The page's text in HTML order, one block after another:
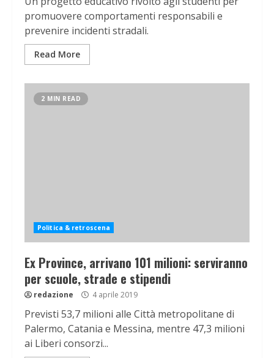
promuovere comportamenti responsabili e
prevenire incidenti stradali.
Read More
2 MIN READ
Politica & retroscena
Ex Province, arrivano 101 milioni: serviranno
per scuole, strade e stipendi
redazione 4 aprile 2019
Previsti 53,7 milioni alle Città metropolitane di
Palermo, Catania e Messina, mentre 47,3 milioni
ai Liberi consorzi...